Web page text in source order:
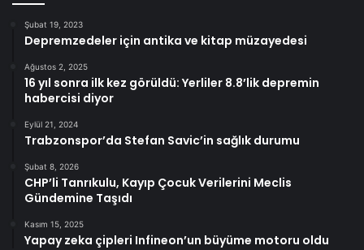
Şubat 19, 2023
Depremzedeler için antika ve kitap müzayedesi
Ağustos 2, 2025
16 yıl sonra ilk kez görüldü: Yerliler 8.8’lik depremin
habercisi diyor
Eylül 21, 2024
Trabzonspor’da Stefan Savic’in sağlık durumu
Şubat 8, 2026
CHP’li Tanrıkulu, Kayıp Çocuk Verilerini Meclis
Gündemine Taşıdı
Kasım 15, 2025
Yapay zeka çipleri Infineon’un büyüme motoru oldu